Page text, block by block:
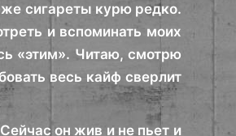
сигареты курю редко.
и вспоминать моих
«этим». Читаю, смотрю
весь кайф сверлит
он жив и не пьет и